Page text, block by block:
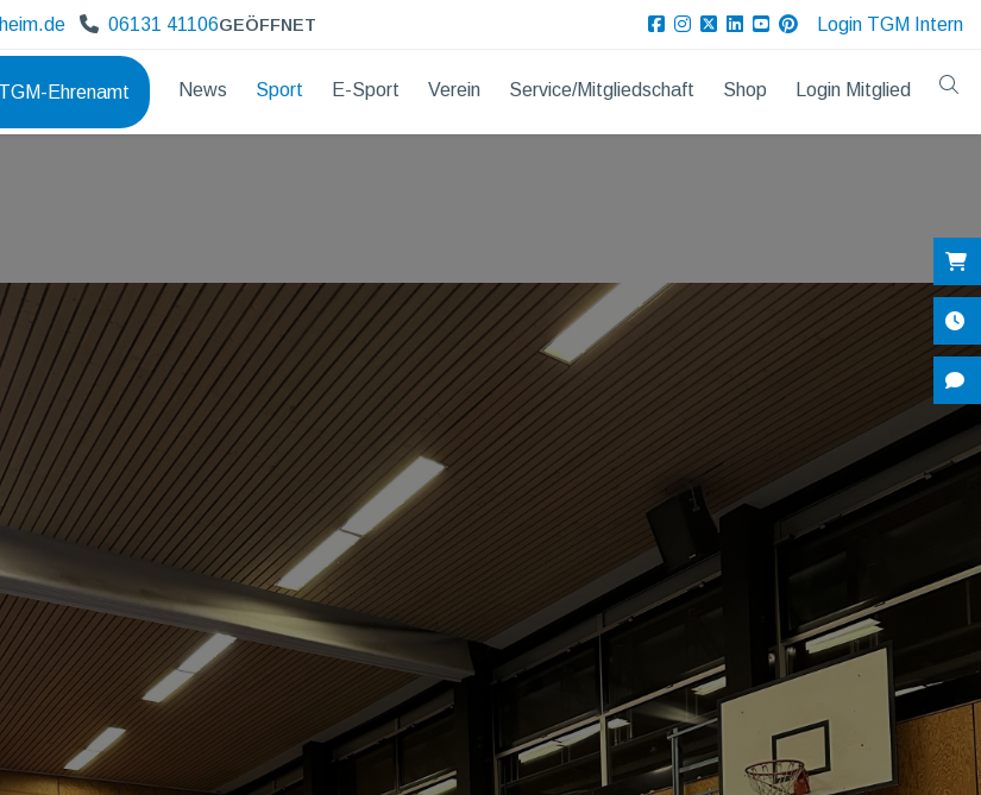
06131 41106GEÖFFNET Login TGM Intern
Ehrenamt News Sport E-Sport Verein Service/Mitgliedschaft Shop Login Mitglied